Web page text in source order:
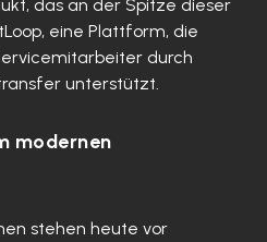
das an der Spitze dieser
eine Plattform, die
durch
unterstützt.
modernen
stehen heute vor